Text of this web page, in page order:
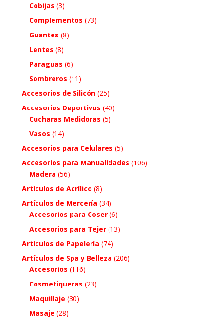
Cobijas (3)
Complementos (73)
Guantes (8)
Lentes (8)
Paraguas (6)
Sombreros (11)
Accesorios de Silicón (25)
Accesorios Deportivos (40)
Cucharas Medidoras (5)
Vasos (14)
Accesorios para Celulares (5)
Accesorios para Manualidades (106)
Madera (56)
Artículos de Acrílico (8)
Artículos de Mercería (34)
Accesorios para Coser (6)
Accesorios para Tejer (13)
Artículos de Papelería (74)
Artículos de Spa y Belleza (206)
Accesorios (116)
Cosmetiqueras (23)
Maquillaje (30)
Masaje (28)